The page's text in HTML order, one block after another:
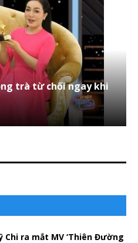
trà từ chối ngay khi
Chi ra mắt MV ‘Thiên Đường